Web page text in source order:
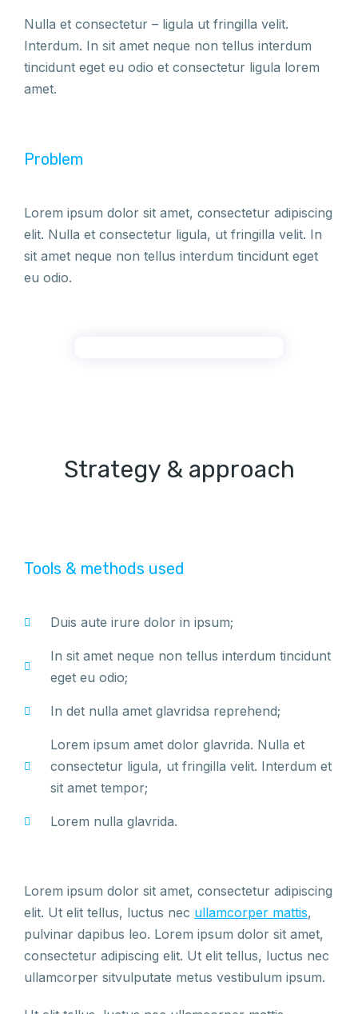
Nulla et consectetur – ligula ut fringilla velit.
Interdum. In sit amet neque non tellus interdum
tincidunt eget eu odio et consectetur ligula lorem
amet.
Problem
Lorem ipsum dolor sit amet, consectetur adipiscing
elit. Nulla et consectetur ligula, ut fringilla velit. In
sit amet neque non tellus interdum tincidunt eget
eu odio.
Strategy & approach
Tools & methods used
Duis aute irure dolor in ipsum;
In sit amet neque non tellus interdum tincidunt
eget eu odio;
In det nulla amet glavridsa reprehend;
Lorem ipsum amet dolor glavrida. Nulla et
consectetur ligula, ut fringilla velit. Interdum et
sit amet tempor;
Lorem nulla glavrida.
Lorem ipsum dolor sit amet, consectetur adipiscing
elit. Ut elit tellus, luctus nec ullamcorper mattis,
pulvinar dapibus leo. Lorem ipsum dolor sit amet,
consectetur adipiscing elit. Ut elit tellus, luctus nec
ullamcorper sitvulputate metus vestibulum ipsum.